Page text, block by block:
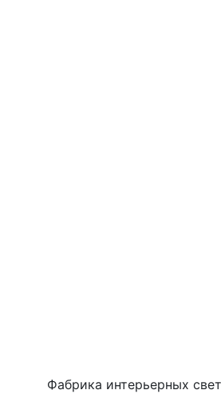
Фабрика интерьерных